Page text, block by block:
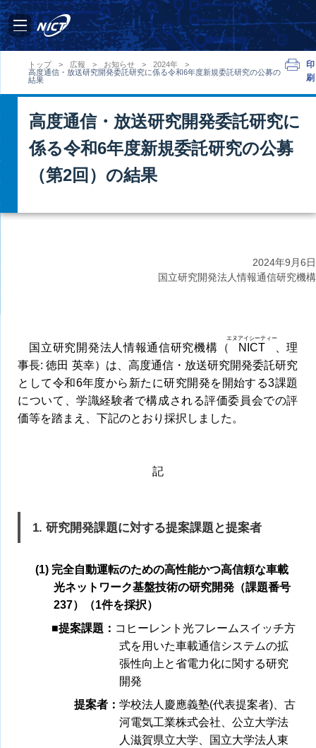
トップ > 広報 > お知らせ > 2024年
>
高度通信・放送研究開発委託研究に係る令和6年度新規委託研究の公募の
結果
印
刷
高度通信・放送研究開発委託研究に
係る令和6年度新規委託研究の公募
（第2回）の結果
2024年9月6日
国立研究開発法人情報通信研究機構
国立研究開発法人情報通信研究機構（ NICT
エヌアイシーティー
、理
事長: 徳田 英幸）は、高度通信・放送研究開発委託研究
として令和6年度から新たに研究開発を開始する3課題
について、学識経験者で構成される評価委員会での評
価等を踏まえ、下記のとおり採択しました。
記
1. 研究開発課題に対する提案課題と提案者
(1) 完全自動運転のための高性能かつ高信頼な車載
光ネットワーク基盤技術の研究開発（課題番号
237）（1件を採択）
■提案課題： コヒーレント光フレームスイッチ方
式を用いた車載通信システムの拡
張性向上と省電力化に関する研究
開発
提案者：学校法人慶應義塾(代表提案者)、古
河電気工業株式会社、公立大学法
人滋賀県立大学、国立大学法人東